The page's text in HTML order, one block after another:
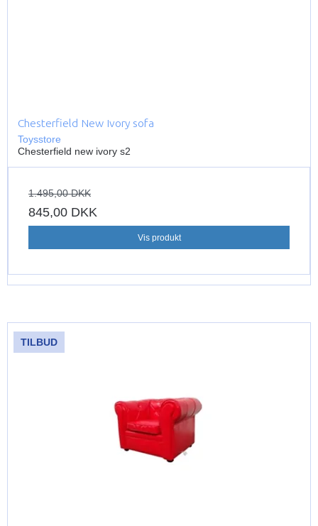
Chesterfield New Ivory sofa
Toysstore
Chesterfield new ivory s2
1.495,00 DKK
845,00 DKK
Vis produkt
TILBUD